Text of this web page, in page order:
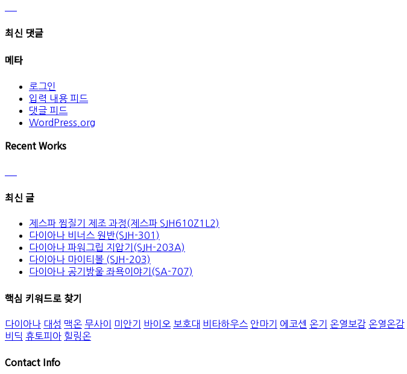
최신 댓글
메타
로그인
입력 내용 피드
댓글 피드
WordPress.org
Recent Works
최신 글
제스파 찜질기 제조 과정(제스파 SJH610Z1L2)
다이아나 비너스 원반(SJH-301)
다이아나 파워그립 지압기(SJH-203A)
다이아나 마이티볼 (SJH-203)
다이아나 공기방울 좌욕이야기(SA-707)
핵심 키워드로 찾기
다이아나 대성 맥온 무사이 미안기 바이오 보호대 비타하우스 안마기 에코센 온기 온열보감 온열온감
비딕 휴토피아 힐링온
Contact Info